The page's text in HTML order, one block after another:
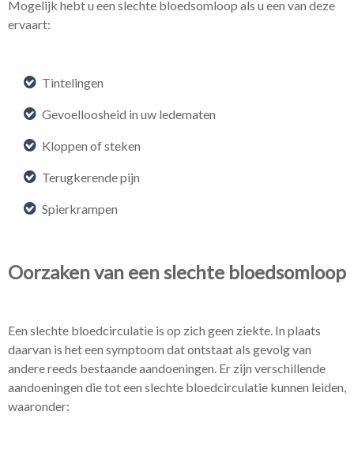
Mogelijk hebt u een slechte bloedsomloop als u een van deze
ervaart:
Tintelingen
Gevoelloosheid in uw ledematen
Kloppen of steken
Terugkerende pijn
Spierkrampen
Oorzaken van een slechte bloedsomloop
Een slechte bloedcirculatie is op zich geen ziekte. In plaats
daarvan is het een symptoom dat ontstaat als gevolg van
andere reeds bestaande aandoeningen. Er zijn verschillende
aandoeningen die tot een slechte bloedcirculatie kunnen leiden,
waaronder: